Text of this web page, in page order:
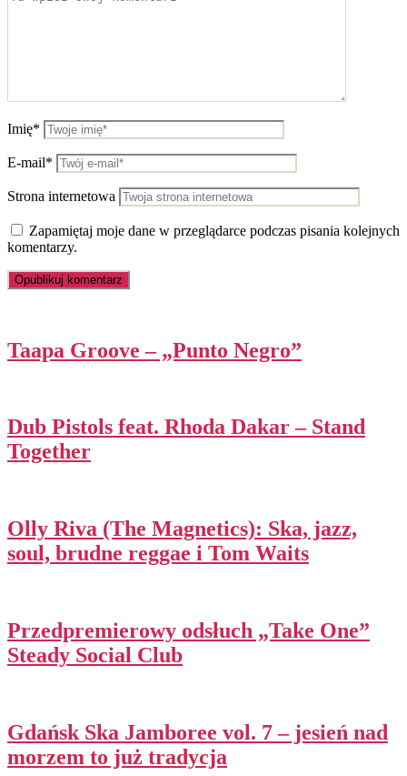
Imię*
E-mail*
Strona internetowa
Zapamiętaj moje dane w przeglądarce podczas pisania kolejnych
komentarzy.
Taapa Groove – „Punto Negro”
Dub Pistols feat. Rhoda Dakar – Stand
Together
Olly Riva (The Magnetics): Ska, jazz,
soul, brudne reggae i Tom Waits
Przedpremierowy odsłuch „Take One”
Steady Social Club
Gdańsk Ska Jamboree vol. 7 – jesień nad
morzem to już tradycja